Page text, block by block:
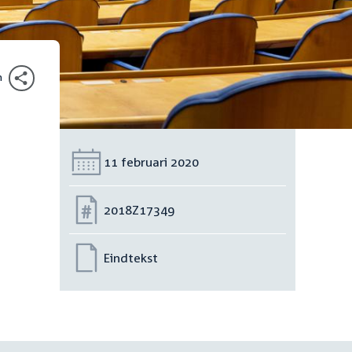
Datum:
11 februari 2020
Nummer:
2018Z17349
Eindtekst